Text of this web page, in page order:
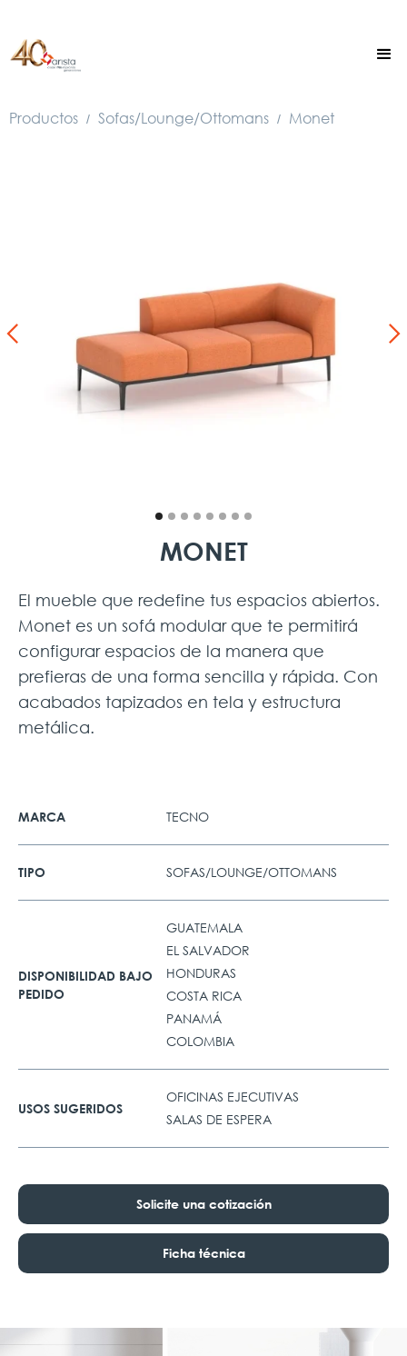
Productos / Sofas/Lounge/Ottomans / Monet
MONET
El mueble que redefine tus espacios abiertos.
Monet es un sofá modular que te permitirá
configurar espacios de la manera que
prefieras de una forma sencilla y rápida. Con
acabados tapizados en tela y estructura
metálica.
MARCA TECNO
TIPO SOFAS/LOUNGE/OTTOMANS
DISPONIBILIDAD BAJO
PEDIDO
GUATEMALA
EL SALVADOR
HONDURAS
COSTA RICA
PANAMÁ
COLOMBIA
USOS SUGERIDOS
OFICINAS EJECUTIVAS
SALAS DE ESPERA
Solicite una cotización
Ficha técnica